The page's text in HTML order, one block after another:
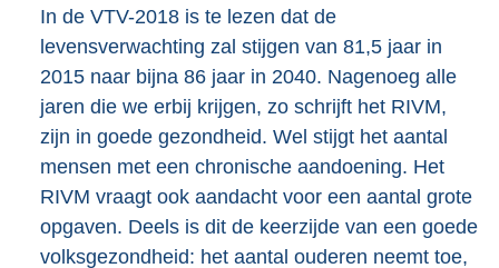
t
e
r
n
e
l
i
n
In de VTV-2018 is te lezen dat de
levensverwachting zal stijgen van 81,5 jaar in
2015 naar bijna 86 jaar in 2040. Nagenoeg alle
jaren die we erbij krijgen, zo schrijft het RIVM,
zijn in goede gezondheid. Wel stijgt het aantal
mensen met een chronische aandoening. Het
RIVM vraagt ook aandacht voor een aantal grote
opgaven. Deels is dit de keerzijde van een goede
volksgezondheid: het aantal ouderen neemt toe,